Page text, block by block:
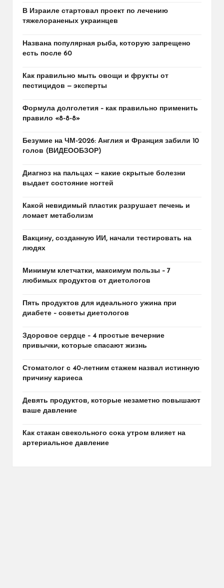
В Израиле стартовал проект по лечению
тяжелораненых украинцев
Названа популярная рыба, которую запрещено
есть после 60
Как правильно мыть овощи и фрукты от
пестицидов — эксперты
Формула долголетия – как правильно применить
правило «8-8-8»
Безумие на ЧМ-2026: Англия и Франция забили 10
голов (ВИДЕООБЗОР)
Диагноз на пальцах — какие скрытые болезни
выдает состояние ногтей
Какой невидимый пластик разрушает печень и
ломает метаболизм
Вакцину, созданную ИИ, начали тестировать на
людях
Минимум клетчатки, максимум пользы – 7
любимых продуктов от диетологов
Пять продуктов для идеального ужина при
диабете – советы диетологов
Здоровое сердце – 4 простые вечерние
привычки, которые спасают жизнь
Стоматолог с 40-летним стажем назвал истинную
причину кариеса
Девять продуктов, которые незаметно повышают
ваше давление
Как стакан свекольного сока утром влияет на
артериальное давление